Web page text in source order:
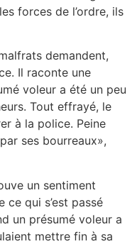
forces de l’ordre, ils
demandent,
Il raconte une
voleur a été un peu
Tout effrayé, le
à la police. Peine
ses bourreaux»,
un sentiment
qui s’est passé
un présumé voleur a
mettre fin à sa